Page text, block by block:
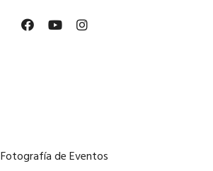
Fotografía de Eventos